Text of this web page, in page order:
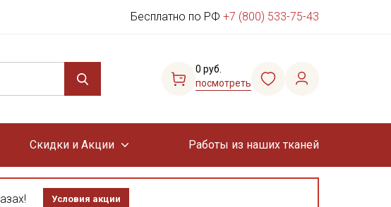
Бесплатно по РФ +7 (800) 533-75-43
0 руб.
посмотреть
Скидки и Акции Работы из наших тканей
Условия акции